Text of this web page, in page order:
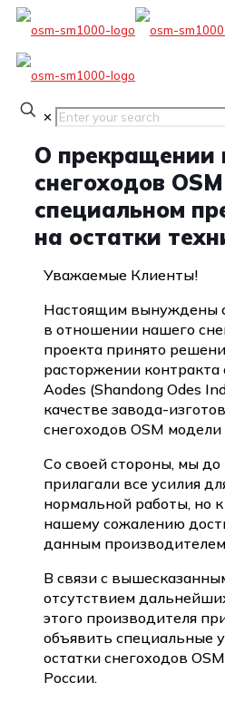
✕
О прекращении
снегоходов
специальном
на остатки
Уважаемые Клиенты!
Настоящим вынуждены
в отношении нашего
проекта принято
расторжении контракта
Aodes (Shandong Odes
качестве завода-
снегоходов OSM
Со своей стороны, мы до
прилагали все усилия
нормальной работы, но
нашему сожалению
данным
В связи с
отсутствием
этого производителя
объявить специальные
остатки снегоходов
России.